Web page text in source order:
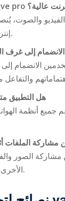
pro عالية؟
والصوت،
إنترنت مستقر وسريع.
إلى غرف
الانضمام
هل التطبيق
جميع أنظمة
الملفات
الصور
الأخرى أثناء البث المباشر.